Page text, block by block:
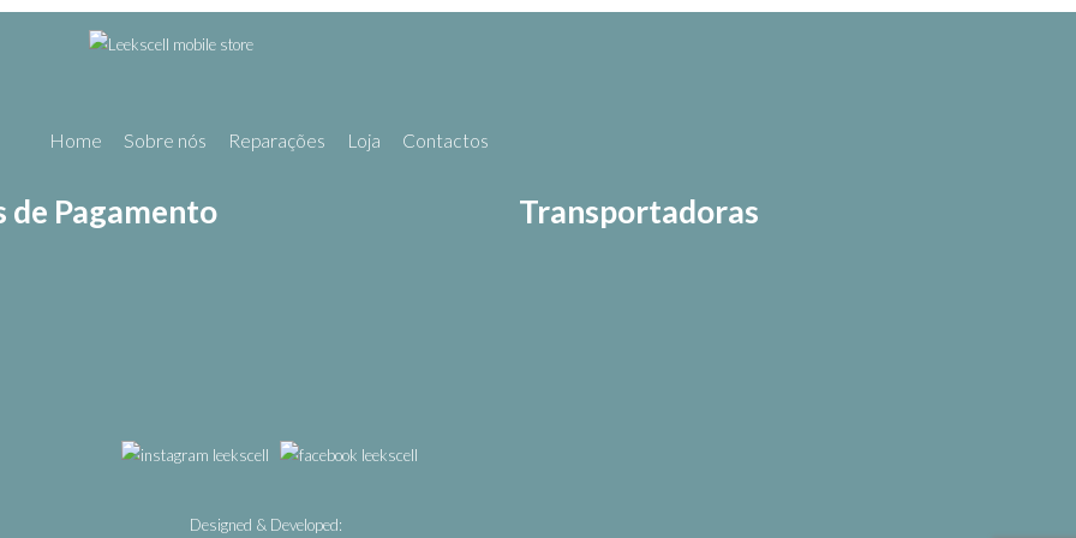
Home Sobre nós Reparações Loja Contactos
de Pagamento Transportadoras
Designed & Developed: